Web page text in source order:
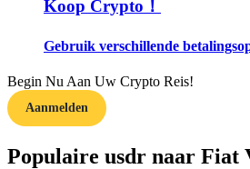
Gids
Futures-startgids
Koop Crypto！
Gebruik verschillende
Begin Nu Aan Uw Crypto Reis!
Aanmelden
Populaire usdr naar Fiat